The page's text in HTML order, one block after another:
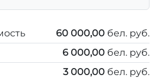
60 000,00 бел. руб.
6 000,00 бел. руб.
3 000,00 бел. руб.